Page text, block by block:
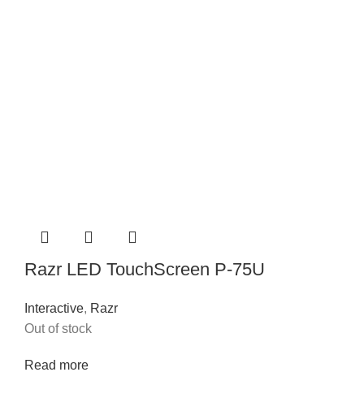
Razr LED TouchScreen P-75U
Interactive, Razr
Out of stock
Read more